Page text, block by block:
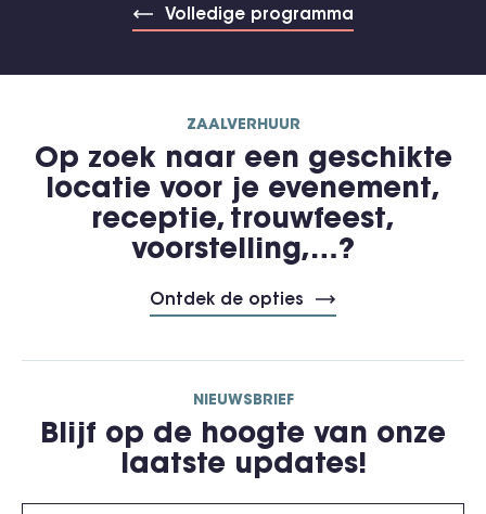
Volledige programma
ZAALVERHUUR
Op zoek naar een geschikte
locatie voor je evenement,
receptie, trouwfeest,
voorstelling,…?
Ontdek de opties
NIEUWSBRIEF
Blijf op de hoogte van onze
laatste updates!